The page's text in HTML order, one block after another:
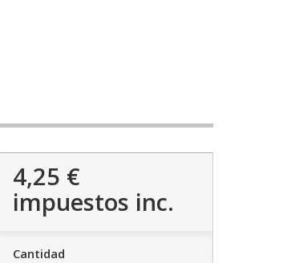
4,25 €
impuestos inc.
Cantidad